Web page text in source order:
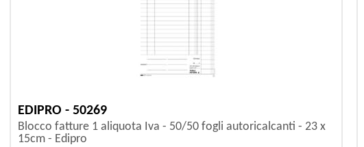
EDIPRO - 50269
Blocco fatture 1 aliquota Iva - 50/50 fogli autoricalcanti - 23 x
15cm - Edipro